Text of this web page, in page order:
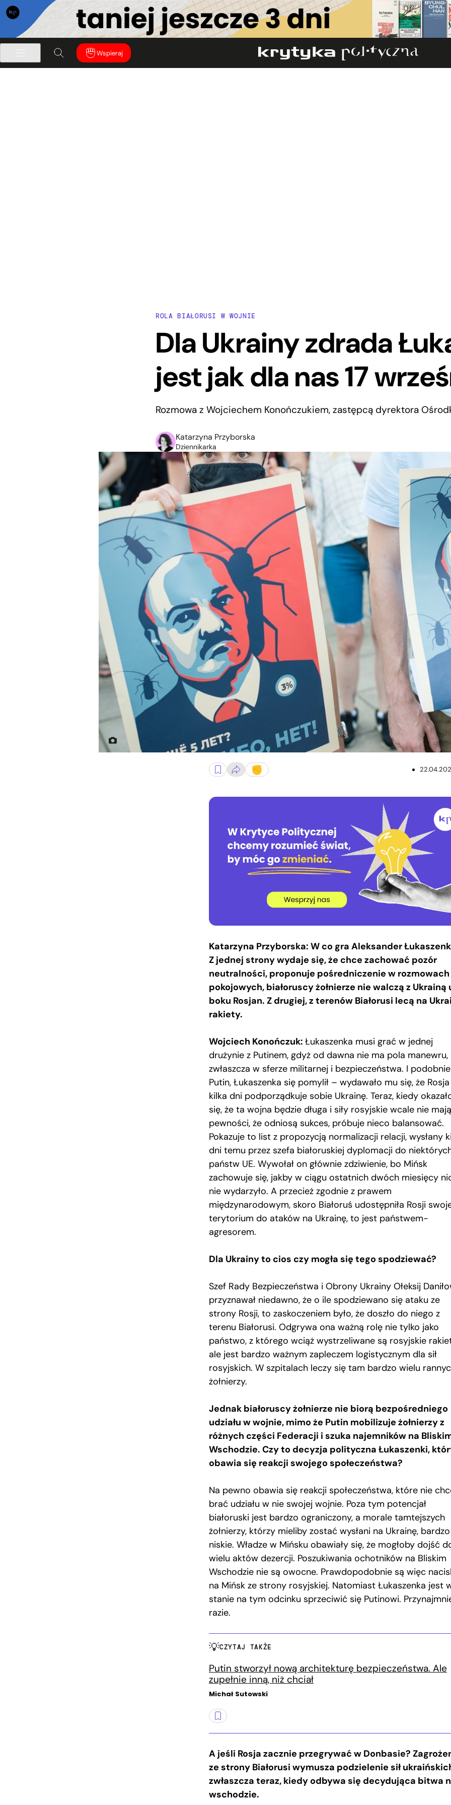
Wspieraj
ROLA BIAŁORUSI W WOJNIE
Dla Ukrainy zdrada
jest jak dla nas 17
Rozmowa z Wojciechem Konończukiem, zastępcą dyrektora
Katarzyna Przyborska
Dziennikarka
białoruś łukaszenka
Katarzyna Przyborska: W co gra Aleksander
Z jednej strony wydaje się, że chce zachować pozór
neutralności, proponuje pośredniczenie w rozmowach
pokojowych, białoruscy żołnierze nie walczą z Ukrainą
boku Rosjan. Z drugiej, z terenów Białorusi lecą na
rakiety.
Wojciech Konończuk: Łukaszenka musi grać w jednej
drużynie z Putinem, gdyż od dawna nie ma pola manewru,
zwłaszcza w sferze militarnej i bezpieczeństwa. I
Putin, Łukaszenka się pomylił – wydawało mu się, że
kilka dni podporządkuje sobie Ukrainę. Teraz, kiedy
się, że ta wojna będzie długa i siły rosyjskie wcale nie mają
pewności, że odniosą sukces, próbuje nieco balansować.
Pokazuje to list z propozycją normalizacji relacji, wysłany
dni temu przez szefa białoruskiej dyplomacji do
państw UE. Wywołał on głównie zdziwienie, bo Mińsk
zachowuje się, jakby w ciągu ostatnich dwóch miesięcy
nie wydarzyło. A przecież zgodnie z prawem
międzynarodowym, skoro Białoruś udostępniła Rosji
terytorium do ataków na Ukrainę, to jest państwem-
agresorem.
Dla Ukrainy to cios czy mogła się tego spodziewać?
Szef Rady Bezpieczeństwa i Obrony Ukrainy Ołeksij
przyznawał niedawno, że o ile spodziewano się ataku ze
strony Rosji, to zaskoczeniem było, że doszło do niego z
terenu Białorusi. Odgrywa ona ważną rolę nie tylko jako
państwo, z którego wciąż wystrzeliwane są rosyjskie
ale jest bardzo ważnym zapleczem logistycznym dla sił
rosyjskich. W szpitalach leczy się tam bardzo wielu
żołnierzy.
Jednak białoruscy żołnierze nie biorą bezpośredniego
udziału w wojnie, mimo że Putin mobilizuje żołnierzy z
różnych części Federacji i szuka najemników na
Wschodzie. Czy to decyzja polityczna Łukaszenki,
obawia się reakcji swojego społeczeństwa?
Na pewno obawia się reakcji społeczeństwa, które nie
brać udziału w nie swojej wojnie. Poza tym potencjał
białoruski jest bardzo ograniczony, a morale tamtejszych
żołnierzy, którzy mieliby zostać wysłani na Ukrainę, bardzo
niskie. Władze w Mińsku obawiały się, że mogłoby dojść
wielu aktów dezercji. Poszukiwania ochotników na Bliskim
Wschodzie nie są owocne. Prawdopodobnie są więc
na Mińsk ze strony rosyjskiej. Natomiast Łukaszenka jest
stanie na tym odcinku sprzeciwić się Putinowi.
razie.
CZYTAJ TAKŻE
Putin stworzył nową architekturę bezpieczeństwa. Ale
zupełnie inną, niż chciał
Michał Sutowski
A jeśli Rosja zacznie przegrywać w Donbasie?
ze strony Białorusi wymusza podzielenie sił
zwłaszcza teraz, kiedy odbywa się decydująca bitwa
wschodzie.